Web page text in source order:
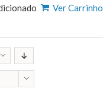
Ver Carrinho